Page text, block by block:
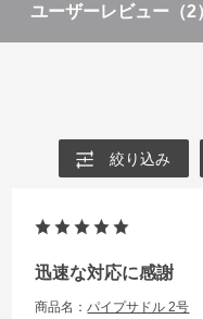
ユーザーレビュー （2）
絞り込み
迅速な対応に感謝
商品名：パイプサドル 2号